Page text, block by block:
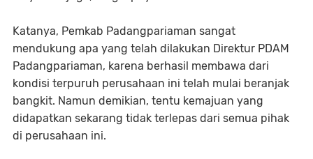
Katanya, Pemkab Padangpariaman sangat
mendukung apa yang telah dilakukan Direktur PDAM
Padangpariaman, karena berhasil membawa dari
kondisi terpuruh perusahaan ini telah mulai beranjak
bangkit. Namun demikian, tentu kemajuan yang
didapatkan sekarang tidak terlepas dari semua pihak
di perusahaan ini.